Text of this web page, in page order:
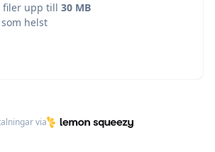
filer upp till 30 MB
helst
via